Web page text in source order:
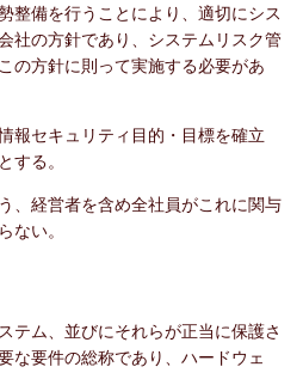
整備を行うことにより、適切にシス
社の方針であり、システムリスク管
の方針に則って実施する必要があ
報セキュリティ目的・目標を確立
する。
、経営者を含め全社員がこれに関与
ない。
テム、並びにそれらが正当に保護さ
な要件の総称であり、ハードウェ